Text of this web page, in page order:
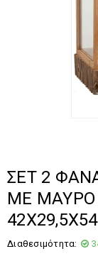
ΣΕΤ 2
ΜΕ ΜΑΥΡΟ
Διαθεσιμότητα: